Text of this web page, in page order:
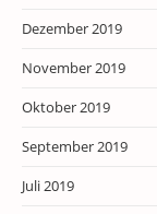
Dezember 2019
November 2019
Oktober 2019
September 2019
Juli 2019